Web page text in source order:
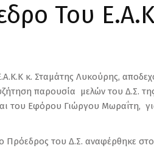
Του
κ. Σταμάτης Λυκούρης,
παρουσία μελών του Δ.Σ.
του Εφόρου Γιώργου Μωραΐτη,
ο Πρόεδρος του Δ.Σ. αναφέρθηκε